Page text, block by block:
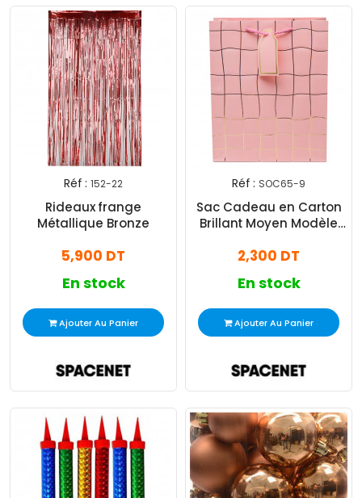
Réf : 152-22
Rideaux frange
Métallique Bronze
5,900 DT
En stock
Ajouter Au Panier
Réf : SOC65-9
Sac Cadeau en Carton
Brillant Moyen Modèle
2,300 DT
En stock
Ajouter Au Panier